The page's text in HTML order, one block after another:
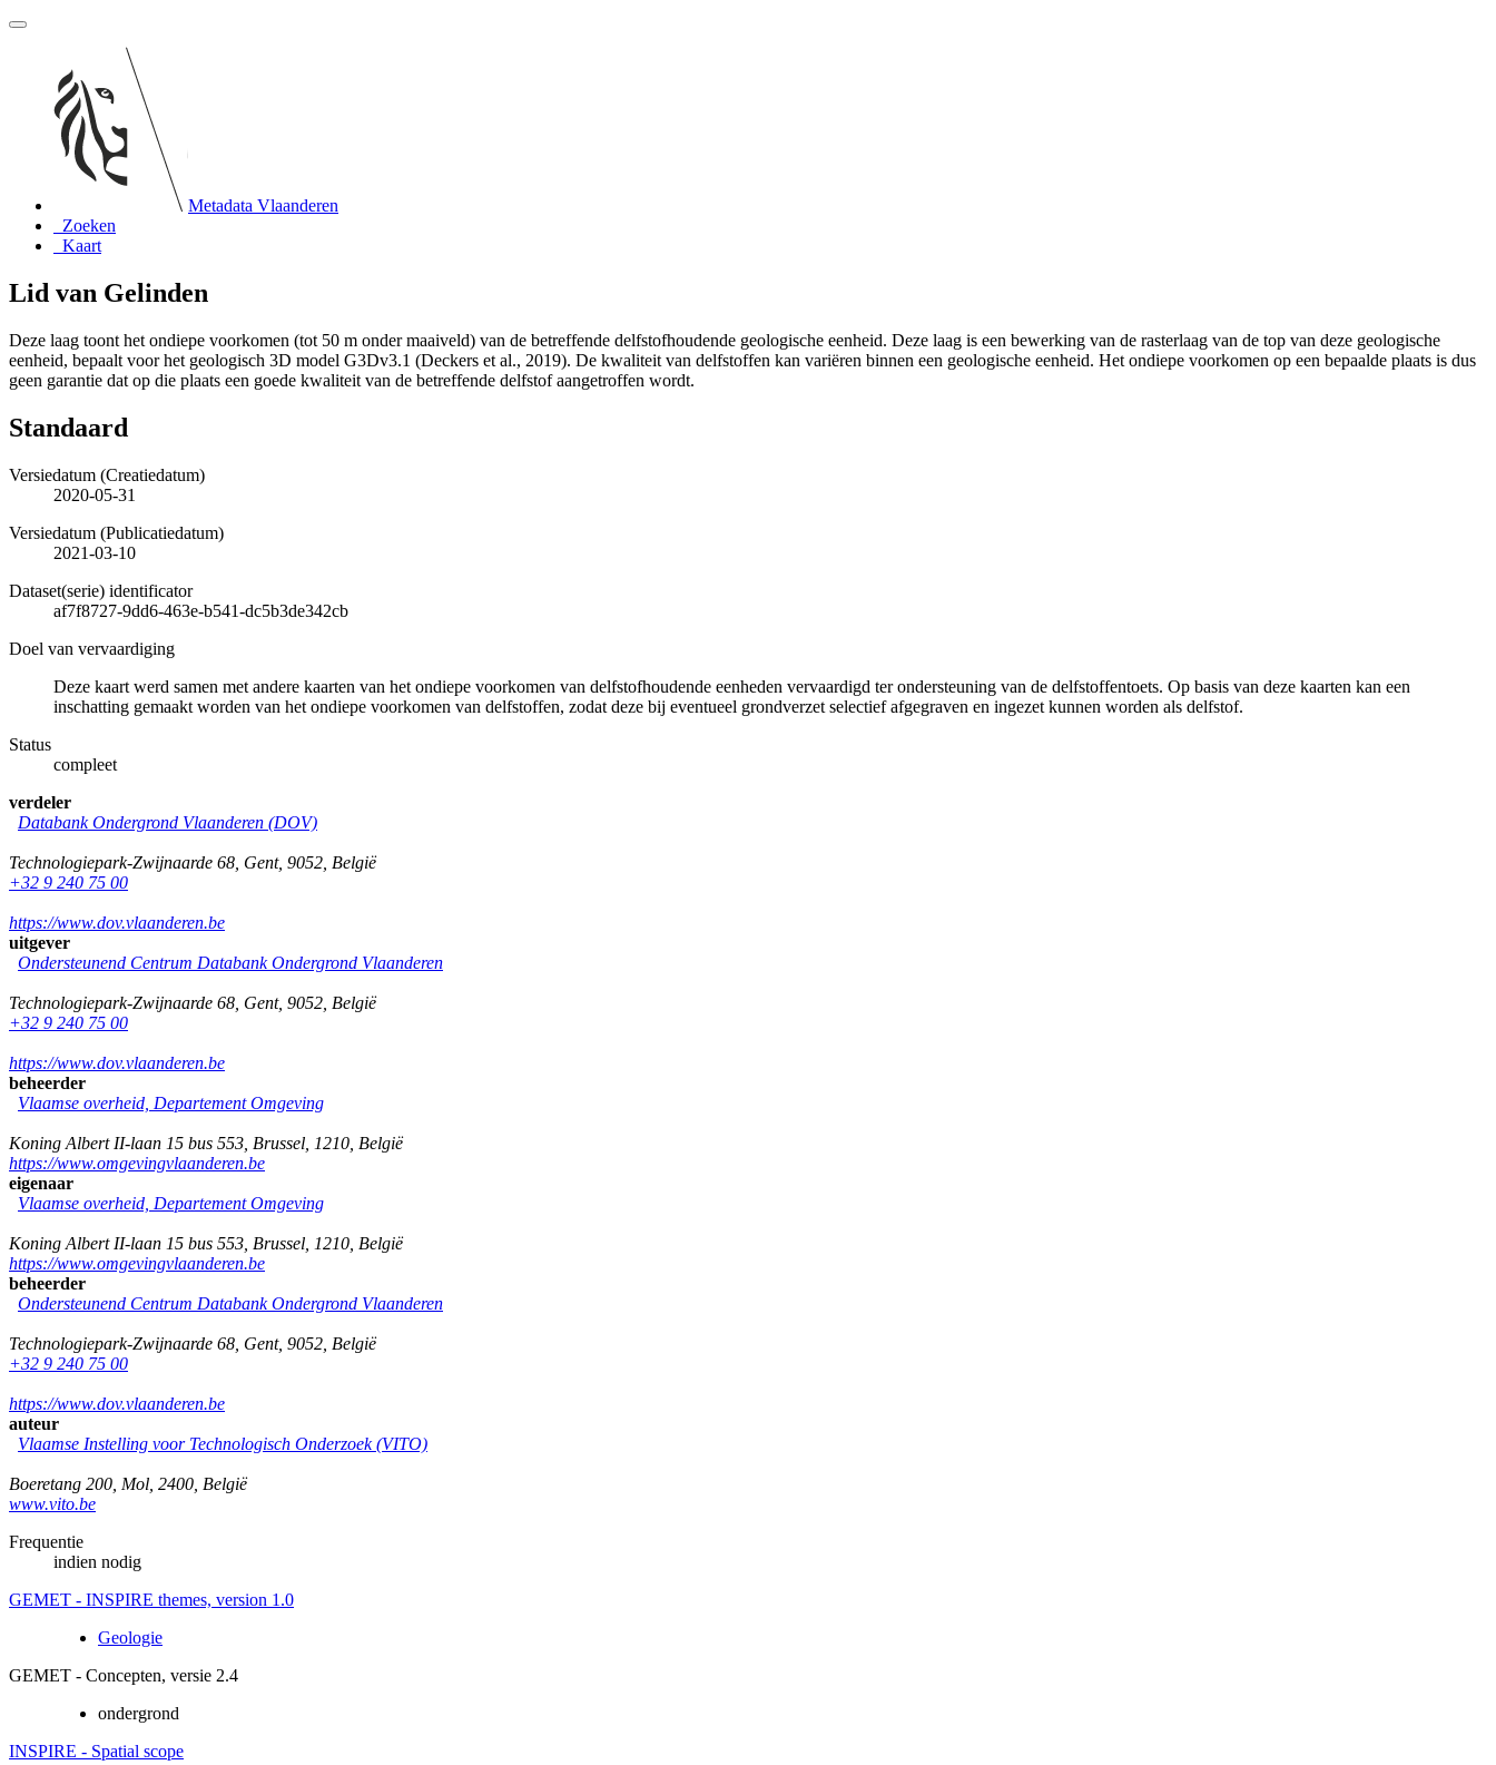
Metadata Vlaanderen
Zoeken
Kaart
Lid van Gelinden
Deze laag toont het ondiepe voorkomen (tot 50 m onder maaiveld) van de betreffende delfstofhoudende geologische eenheid. Deze laag is een bewerking van de rasterlaag van de top van deze geologische
eenheid, bepaalt voor het geologisch 3D model G3Dv3.1 (Deckers et al., 2019). De kwaliteit van delfstoffen kan variëren binnen een geologische eenheid. Het ondiepe voorkomen op een bepaalde plaats is dus
geen garantie dat op die plaats een goede kwaliteit van de betreffende delfstof aangetroffen wordt.
Standaard
Versiedatum (Creatiedatum)
2020-05-31
Versiedatum (Publicatiedatum)
2021-03-10
Dataset(serie) identificator
af7f8727-9dd6-463e-b541-dc5b3de342cb
Doel van vervaardiging
Deze kaart werd samen met andere kaarten van het ondiepe voorkomen van delfstofhoudende eenheden vervaardigd ter ondersteuning van de delfstoffentoets. Op basis van deze kaarten kan een
inschatting gemaakt worden van het ondiepe voorkomen van delfstoffen, zodat deze bij eventueel grondverzet selectief afgegraven en ingezet kunnen worden als delfstof.
Status
compleet
verdeler
Databank Ondergrond Vlaanderen (DOV)
Technologiepark-Zwijnaarde 68 Gent, 9052 België
+32 9 240 75 00
https://www.dov.vlaanderen.be
uitgever
Ondersteunend Centrum Databank Ondergrond Vlaanderen
Technologiepark-Zwijnaarde 68 Gent, 9052 België
+32 9 240 75 00
https://www.dov.vlaanderen.be
beheerder
Vlaamse overheid, Departement Omgeving
Koning Albert II-laan 15 bus 553 Brussel 1210 België
https://www.omgevingvlaanderen.be
eigenaar
Vlaamse overheid, Departement Omgeving
Koning Albert II-laan 15 bus 553 Brussel 1210 België
https://www.omgevingvlaanderen.be
beheerder
Ondersteunend Centrum Databank Ondergrond Vlaanderen
Technologiepark-Zwijnaarde 68 Gent, 9052 België
+32 9 240 75 00
https://www.dov.vlaanderen.be
auteur
Vlaamse Instelling voor Technologisch Onderzoek (VITO)
Boeretang 200 Mol 2400 België
www.vito.be
Frequentie
indien nodig
GEMET - INSPIRE themes, version 1.0
Geologie
GEMET - Concepten, versie 2.4
ondergrond
INSPIRE - Spatial scope